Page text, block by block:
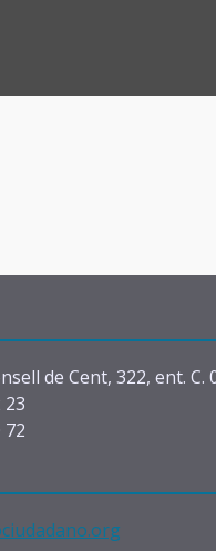
de Cent, 322, ent.
23
72